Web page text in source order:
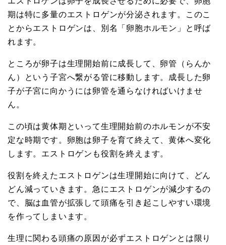
期は特に多量のエストロゲンが分泌されます。このこ
とからエストロゲンは、別名「卵胞ホルモン」と呼ば
れます。
ところが卵子は生理開始前に成長して、卵管（らんか
ん）という子宮へ繋がる管に移動します。成長した卵
子が子宮に向かうには卵管を通らなければいけませ
ん。
この頃は黄体期といって生理開始前のホルモンが不安
定な時期です。卵胞は卵子を育て終えて、黄体へ変化
します。エストロゲンも役割を終えます。
役割を終えたエストロゲンは生理開始に向けて、どん
どん減っていきます。急にエストロゲンが減少するの
で、脳は血管が拡張して頭痛を引き起こしやすい環境
を作ってしまいます。
生理に関わる頭痛の原因が必ずエストロゲンとは限り